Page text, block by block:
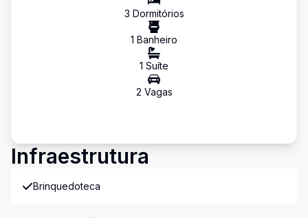
3 Dormitórios
1 Banheiro
1 Suíte
2 Vagas
Infraestrutura
Brinquedoteca